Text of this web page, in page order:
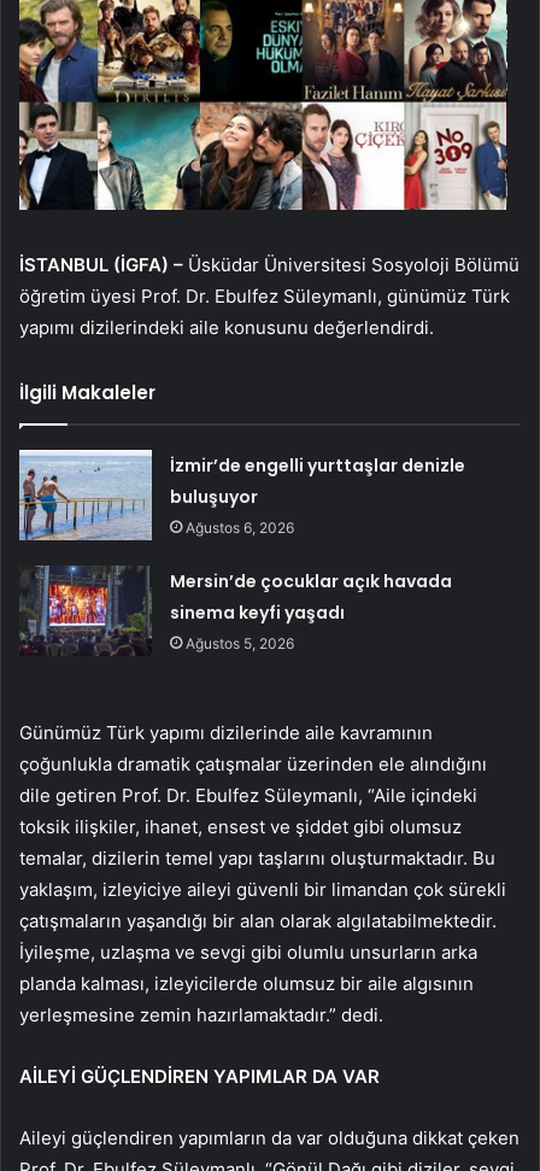
İSTANBUL (İGFA) – Üsküdar Üniversitesi Sosyoloji Bölümü
öğretim üyesi Prof. Dr. Ebulfez Süleymanlı, günümüz Türk
yapımı dizilerindeki aile konusunu değerlendirdi.
İlgili Makaleler
İzmir’de engelli yurttaşlar denizle
buluşuyor
Ağustos 6, 2026
Mersin’de çocuklar açık havada
sinema keyfi yaşadı
Ağustos 5, 2026
Günümüz Türk yapımı dizilerinde aile kavramının
çoğunlukla dramatik çatışmalar üzerinden ele alındığını
dile getiren Prof. Dr. Ebulfez Süleymanlı, “Aile içindeki
toksik ilişkiler, ihanet, ensest ve şiddet gibi olumsuz
temalar, dizilerin temel yapı taşlarını oluşturmaktadır. Bu
yaklaşım, izleyiciye aileyi güvenli bir limandan çok sürekli
çatışmaların yaşandığı bir alan olarak algılatabilmektedir.
İyileşme, uzlaşma ve sevgi gibi olumlu unsurların arka
planda kalması, izleyicilerde olumsuz bir aile algısının
yerleşmesine zemin hazırlamaktadır.” dedi.
AİLEYİ GÜÇLENDİREN YAPIMLAR DA VAR
Aileyi güçlendiren yapımların da var olduğuna dikkat çeken